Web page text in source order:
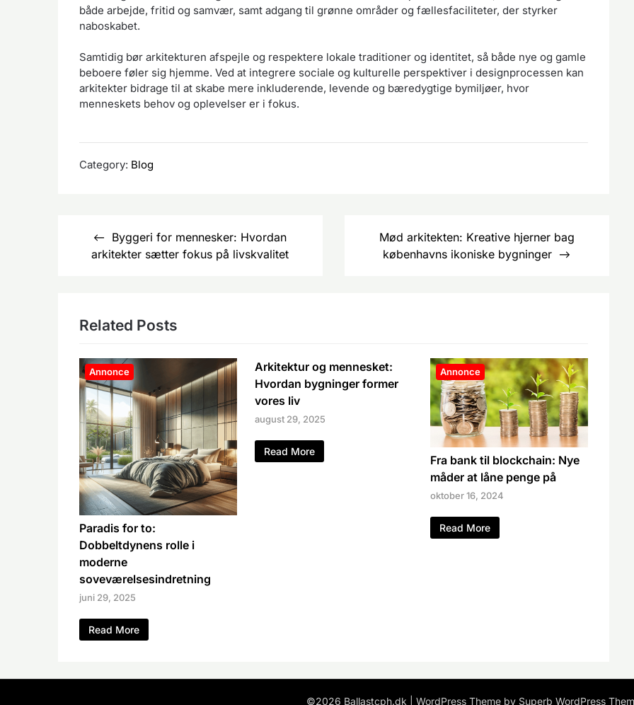
både arbejde, fritid og samvær, samt adgang til grønne områder og fællesfaciliteter, der styrker
naboskabet.
Samtidig bør arkitekturen afspejle og respektere lokale traditioner og identitet, så både nye og gamle
beboere føler sig hjemme. Ved at integrere sociale og kulturelle perspektiver i designprocessen kan
arkitekter bidrage til at skabe mere inkluderende, levende og bæredygtige bymiljøer, hvor
menneskets behov og oplevelser er i fokus.
Category: Blog
Indlægsnavigation
Byggeri for mennesker: Hvordan
arkitekter sætter fokus på livskvalitet
Mød arkitekten: Kreative hjerner bag
københavns ikoniske bygninger
Related Posts
Annonce
Paradis for to:
Dobbeltdynens rolle i
moderne
soveværelsesindretning
juni 29, 2025
Read More
Arkitektur og mennesket:
Hvordan bygninger former
vores liv
august 29, 2025
Read More
Annonce
Fra bank til blockchain: Nye
måder at låne penge på
oktober 16, 2024
Read More
©2026 Ballastcph.dk | WordPress Theme by Superb WordPress